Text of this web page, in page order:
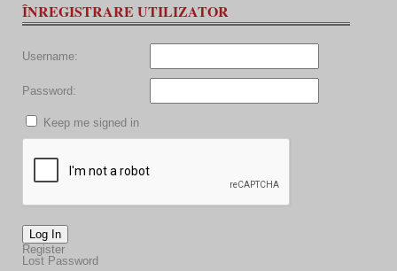
ÎNREGISTRARE UTILIZATOR
Username:
Password:
Keep me signed in
Log In
Register
Lost Password